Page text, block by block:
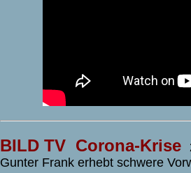
BILD TV Corona-Krise
Gunter Frank erhebt schwere